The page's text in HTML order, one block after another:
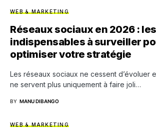
WEB & MARKETING
Réseaux sociaux en 2026 :
indispensables à surveiller
optimiser votre stratégie
Les réseaux sociaux ne cessent d’évoluer
ne servent plus uniquement à faire joli…
BY MANU DIBANGO
WEB & MARKETING